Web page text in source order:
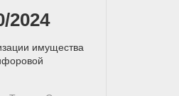
имущества